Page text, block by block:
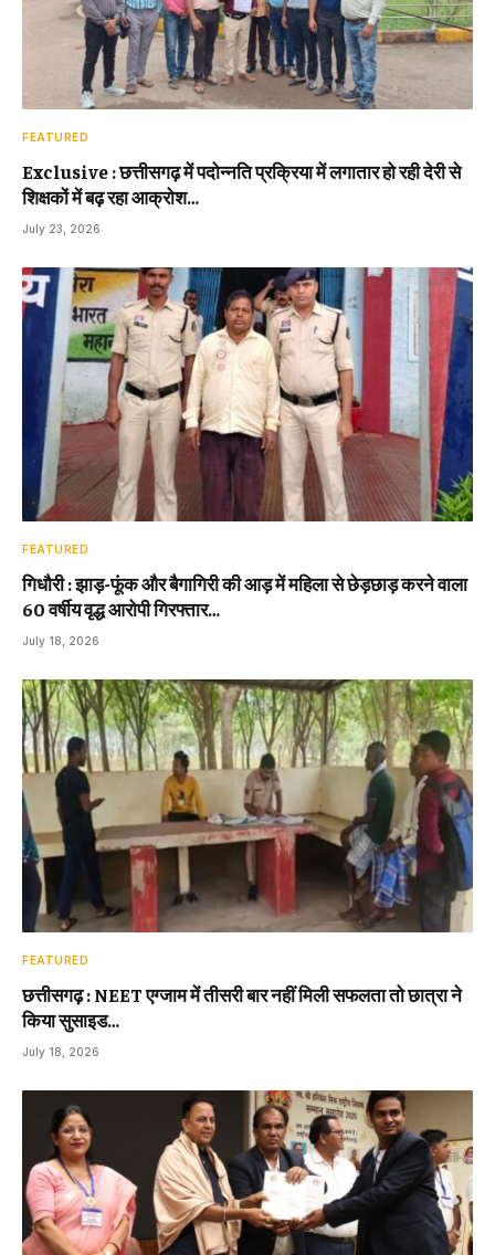
FEATURED
Exclusive : छत्तीसगढ़ में पदोन्नति प्रक्रिया में लगातार हो रही देरी से
शिक्षकों में बढ़ रहा आक्रोश…
July 23, 2026
FEATURED
गिधौरी : झाड़-फूंक और बैगागिरी की आड़ में महिला से छेड़छाड़ करने वाला
60 वर्षीय वृद्ध आरोपी गिरफ्तार…
July 18, 2026
FEATURED
छत्तीसगढ़ : NEET एग्जाम में तीसरी बार नहीं मिली सफलता तो छात्रा ने
किया सुसाइड…
July 18, 2026